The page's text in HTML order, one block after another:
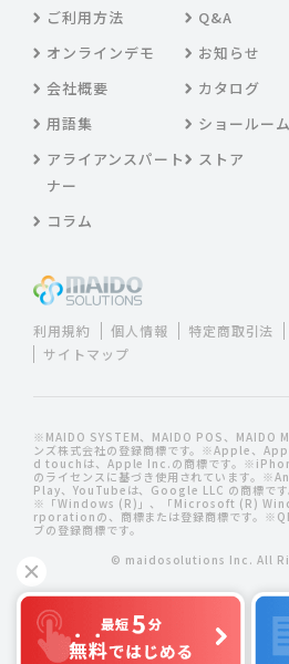
ご利用方法
Q&A
オンラインデモ
お知らせ
会社概要
カタログ
用語集
ショールーム
アライアンスパート
ナー
ストア
コラム
利用規約 個人情報 特定商取引法
サイトマップ
※MAIDO SYSTEM、MAIDO POS、MAIDO
ンズ株式会社の登録商標です。※Apple、
d touchは、Apple Inc.の商標です。
のライセンスに基づき使用されています。
Play、YouTubeは、Google LLC の商標です
※「Windows (R)」、「Microsoft (R)
rporationの、商標または登録商標です。
ブの登録商標です。
© maidosolutions Inc. All